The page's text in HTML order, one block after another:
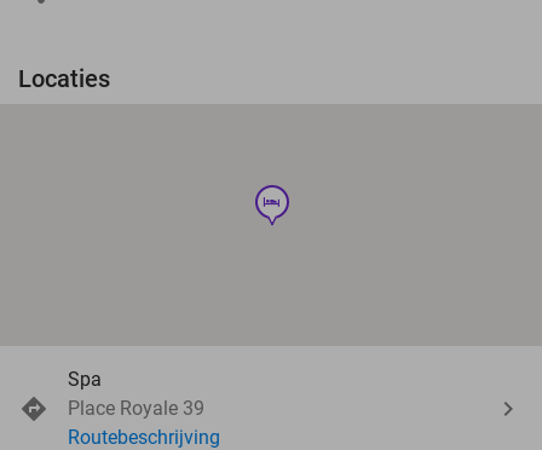
Locaties
hotel
Spa
Place Royale 39
Routebeschrijving